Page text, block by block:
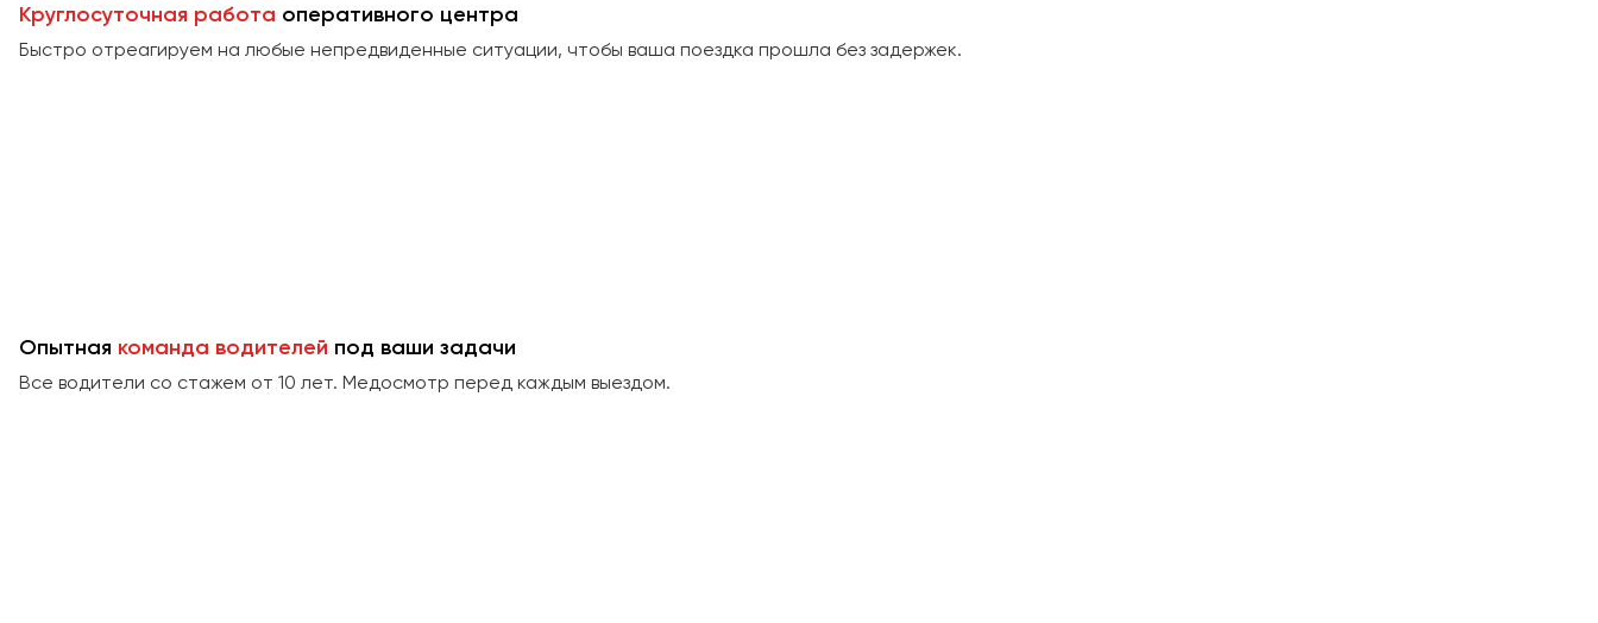
Круглосуточная работа оперативного центра
Быстро отреагируем на любые непредвиденные ситуации, чтобы ваша поездка прошла без задержек.
Опытная команда водителей под ваши задачи
Все водители со стажем от 10 лет. Медосмотр перед каждым выездом.